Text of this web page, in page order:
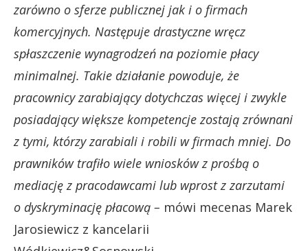
zarówno o sferze publicznej jak i o firmach
komercyjnych. Następuje drastyczne wręcz
spłaszczenie wynagrodzeń na poziomie płacy
minimalnej. Takie działanie powoduje, że
pracownicy zarabiający dotychczas więcej i zwykle
posiadający większe kompetencje zostają zrównani
z tymi, którzy zarabiali i robili w firmach mniej. Do
prawników trafiło wiele wniosków z prośbą o
mediację z pracodawcami lub wprost z zarzutami
o dyskryminację płacową – mówi mecenas Marek
Jarosiewicz z kancelarii